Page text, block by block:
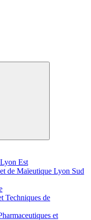
Est
de Maïeutique Lyon Sud
Techniques de
et